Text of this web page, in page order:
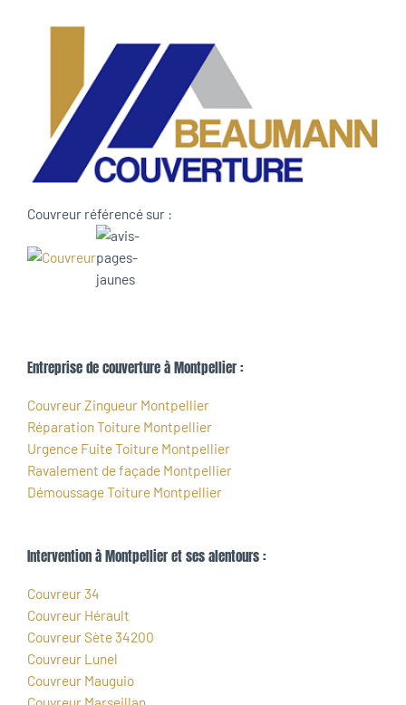
Couvreur référencé sur :
Entreprise de couverture à Montpellier :
Couvreur Zingueur Montpellier
Réparation Toiture Montpellier
Urgence Fuite Toiture Montpellier
Ravalement de façade Montpellier
Démoussage Toiture Montpellier
Intervention à Montpellier et ses alentours :
Couvreur 34
Couvreur Hérault
Couvreur Sète 34200
Couvreur Lunel
Couvreur Mauguio